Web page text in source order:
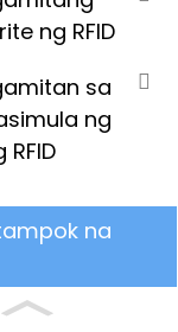
ng RFID
sa
ng
na